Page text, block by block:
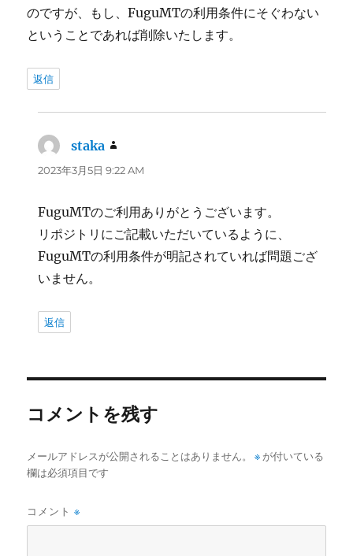
のですが、もし、FuguMTの利用条件にそぐわない
ということであれば削除いたします。
返信
staka
り:
2023年3月5日 9:22 AM
FuguMTのご利用ありがとうございます。
リポジトリにご記載いただいているように、
FuguMTの利用条件が明記されていれば問題ござ
いません。
返信
コメントを残す
メールアドレスが公開されることはありません。 ※ が付いている
欄は必須項目です
コメント※